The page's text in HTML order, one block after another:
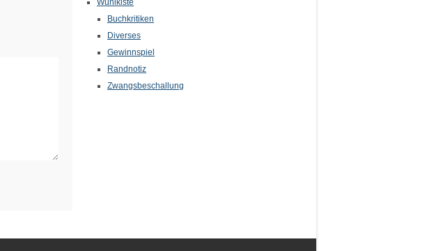
Wühlkiste
Buchkritiken
Diverses
Gewinnspiel
Randnotiz
Zwangsbeschallung